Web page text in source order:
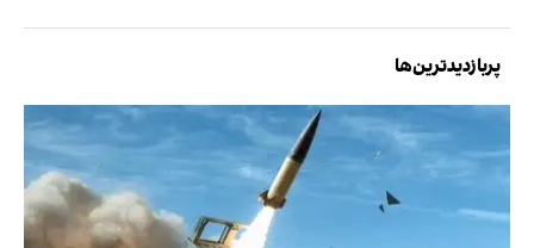
پربازدیدترین‌ها